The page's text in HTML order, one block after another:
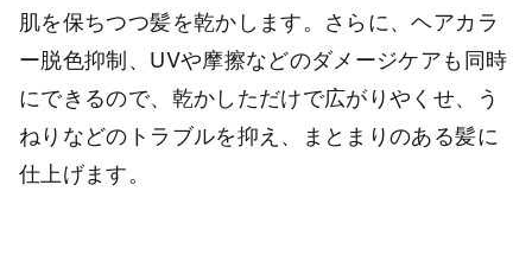
肌を保ちつつ髪を乾かします。さらに、ヘアカラ
ー脱色抑制、UVや摩擦などのダメージケアも同時
にできるので、乾かしただけで広がりやくせ、う
ねりなどのトラブルを抑え、まとまりのある髪に
仕上げます。